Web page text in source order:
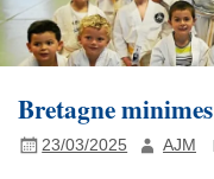
Bretagne minimes
23/03/2025 AJM